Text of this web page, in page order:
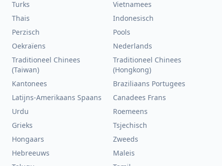
Turks
Vietnamees
Thais
Indonesisch
Perzisch
Pools
Oekraïens
Nederlands
Traditioneel Chinees
(Taiwan)
Traditioneel Chinees
(Hongkong)
Kantonees
Braziliaans Portugees
Latijns-Amerikaans Spaans
Canadees Frans
Urdu
Roemeens
Grieks
Tsjechisch
Hongaars
Zweeds
Hebreeuws
Maleis